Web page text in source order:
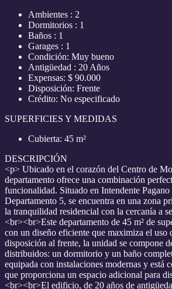
Ambientes : 2
Dormitorios : 1
Baños : 1
Garages : 1
Condición: Muy bueno
Antigüedad : 20 Años
Expensas: $ 90.000
Disposición: Frente
Crédito: No especificado
SUPERFICIES Y MEDIDAS
Cubierta: 45 m²
DESCRIPCIÓN
<p> Ubicado en el corazón del Centro de
departamento ofrece una combinación
funcionalidad. Situado en Intendente
Departamento 5, se encuentra en una zona
la tranquilidad residencial con la cercanía a
<br><br>Este departamento de 45 m² de
con un diseño eficiente que maximiza el uso
disposición al frente, la unidad se compone
distribuidos: un dormitorio y un baño
equipada con instalaciones modernas y está
que proporciona un espacio adicional para
<br><br>El edificio, de 20 años de